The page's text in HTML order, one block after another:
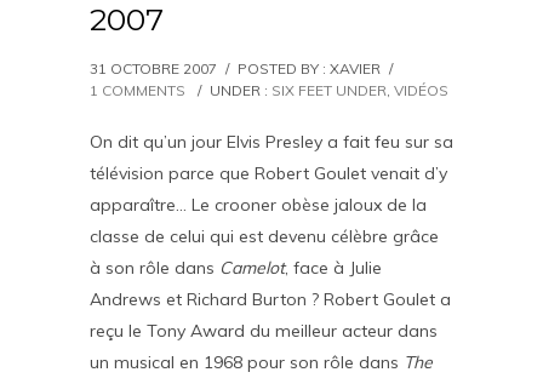
2007
31 OCTOBRE 2007 / POSTED BY : XAVIER /
1 COMMENTS
/ UNDER : SIX FEET UNDER, VIDÉOS
On dit qu’un jour Elvis Presley a fait feu sur sa
télévision parce que Robert Goulet venait d’y
apparaître… Le crooner obèse jaloux de la
classe de celui qui est devenu célèbre grâce
à son rôle dans Camelot, face à Julie
Andrews et Richard Burton ? Robert Goulet a
reçu le Tony Award du meilleur acteur dans
un musical en 1968 pour son rôle dans The